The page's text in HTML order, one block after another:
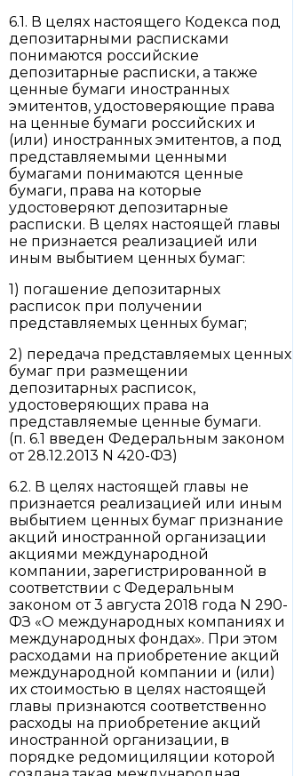
6.1. В целях настоящего Кодекса под
депозитарными расписками
понимаются российские
депозитарные расписки, а также
ценные бумаги иностранных
эмитентов, удостоверяющие права
на ценные бумаги российских и
(или) иностранных эмитентов, а под
представляемыми ценными
бумагами понимаются ценные
бумаги, права на которые
удостоверяют депозитарные
расписки. В целях настоящей главы
не признается реализацией или
иным выбытием ценных бумаг:
1) погашение депозитарных
расписок при получении
представляемых ценных бумаг;
2) передача представляемых ценных
бумаг при размещении
депозитарных расписок,
удостоверяющих права на
представляемые ценные бумаги.
(п. 6.1 введен Федеральным законом
от 28.12.2013 N 420-ФЗ)
6.2. В целях настоящей главы не
признается реализацией или иным
выбытием ценных бумаг признание
акций иностранной организации
акциями международной
компании, зарегистрированной в
соответствии с Федеральным
законом от 3 августа 2018 года N 290-
ФЗ «О международных компаниях и
международных фондах». При этом
расходами на приобретение акций
международной компании и (или)
их стоимостью в целях настоящей
главы признаются соответственно
расходы на приобретение акций
иностранной организации, в
порядке редомициляции которой